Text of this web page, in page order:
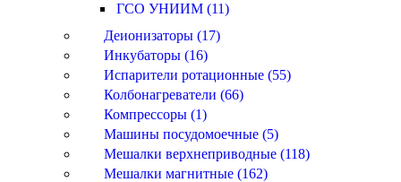
ГСО УНИИМ (11)
Деионизаторы (17)
Инкубаторы (16)
Испарители ротационные (55)
Колбонагреватели (66)
Компрессоры (1)
Машины посудомоечные (5)
Мешалки верхнеприводные (118)
Мешалки магнитные (162)